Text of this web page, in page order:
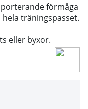
förmåga
träningspasset.
eller byxor.